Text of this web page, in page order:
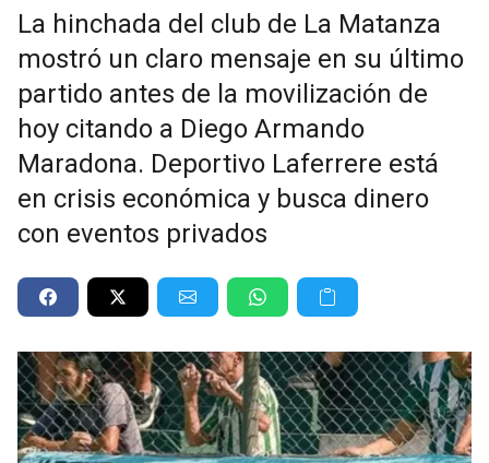
La hinchada del club de La Matanza
mostró un claro mensaje en su último
partido antes de la movilización de
hoy citando a Diego Armando
Maradona. Deportivo Laferrere está
en crisis económica y busca dinero
con eventos privados